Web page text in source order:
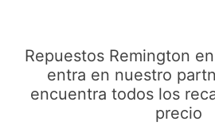
Repuestos Remington
entra en nuestro
encuentra todos los
precio